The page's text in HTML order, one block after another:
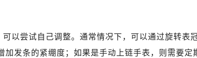
以尝试自己调整。通常情况下，可以通过旋转表
发条的紧绷度；如果是手动上链手表，则需要定